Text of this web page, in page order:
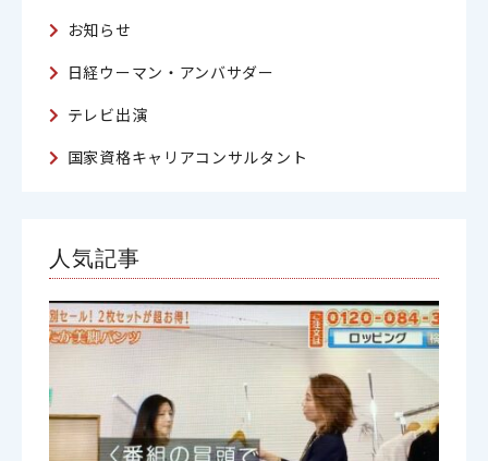
お知らせ
日経ウーマン・アンバサダー
テレビ出演
国家資格キャリアコンサルタント
人気記事